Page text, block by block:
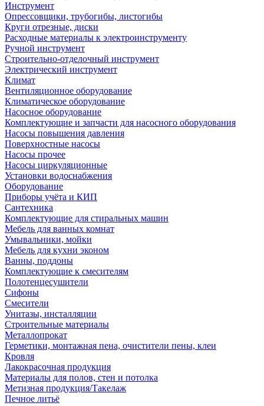
Инструмент
Опрессовщики, трубогибы, листогибы
Круги отрезные, диски
Расходные материалы к электроинструменту
Ручной инструмент
Строительно-отделочный инструмент
Электрический инструмент
Климат
Вентиляционное оборудование
Климатическое оборудование
Насосное оборудование
Комплектующие и запчасти для насосного оборудования
Насосы повышения давления
Поверхностные насосы
Насосы прочее
Насосы циркуляционные
Установки водоснабжения
Оборудование
Приборы учёта и КИП
Сантехника
Комплектующие для стиральных машин
Мебель для ванных комнат
Умывальники, мойки
Мебель для кухни эконом
Ванны, поддоны
Комплектующие к смесителям
Полотенцесушители
Сифоны
Смесители
Унитазы, инсталляции
Строительные материалы
Металлопрокат
Герметики, монтажная пена, очистители пены, клеи
Кровля
Лакокрасочная продукция
Материалы для полов, стен и потолка
Метизная продукция/Такелаж
Печное литьё